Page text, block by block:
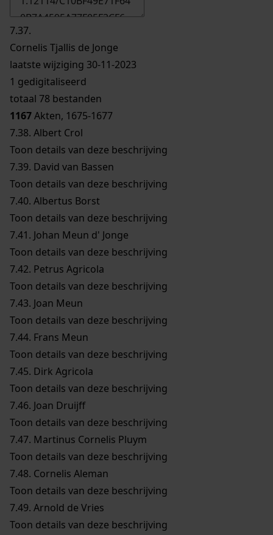
7.37.
Cornelis Tjallis de Jonge
laatste wijziging 30-11-2023
1 gedigitaliseerd
totaal 78 bestanden
1167Akten, 1675-1677
7.38. Albert Crol
Toon details van deze beschrijving
7.39. David van Bassen
Toon details van deze beschrijving
7.40. Albertus Borst
Toon details van deze beschrijving
7.41. Johan Meun d' Jonge
Toon details van deze beschrijving
7.42. Petrus Agricola
Toon details van deze beschrijving
7.43. Joan Meun
Toon details van deze beschrijving
7.44. Frans Meun
Toon details van deze beschrijving
7.45. Dirk Agricola
Toon details van deze beschrijving
7.46. Joan Druijff
Toon details van deze beschrijving
7.47. Martinus Cornelis Pluym
Toon details van deze beschrijving
7.48. Cornelis Aleman
Toon details van deze beschrijving
7.49. Arnold de Vries
Toon details van deze beschrijving